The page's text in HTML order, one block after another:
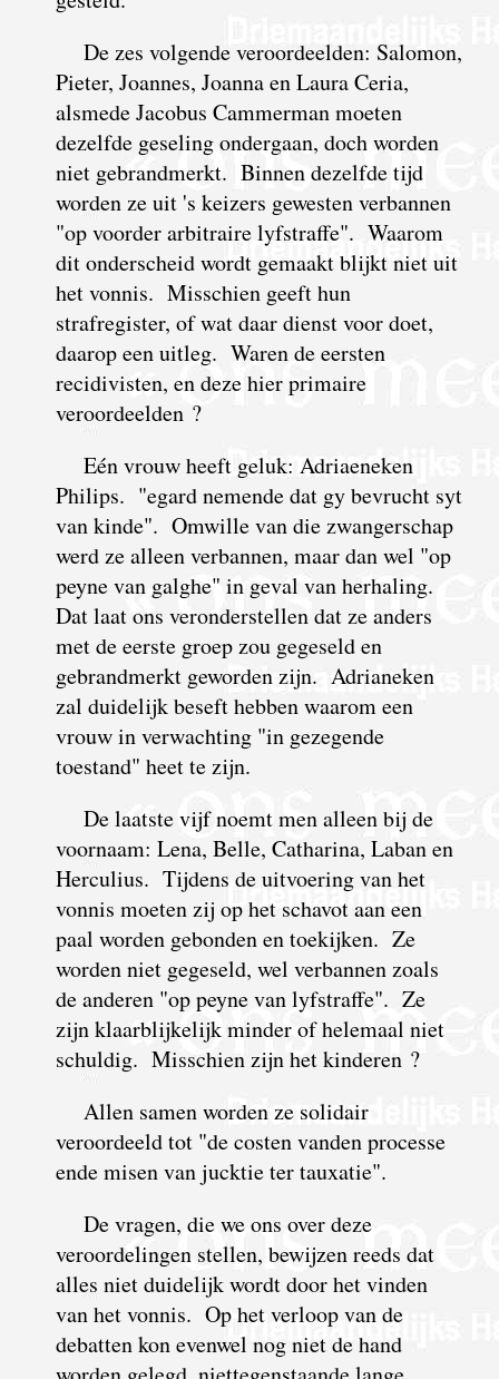
De zes volgende veroordeelden: Salomon,
Pieter, Joannes, Joanna en Laura Ceria,
alsmede Jacobus Cammerman moeten
dezelfde geseling ondergaan, doch worden
niet gebrandmerkt. Binnen dezelfde tijd
worden ze uit 's keizers gewesten verbannen
"op voorder arbitraire lyfstraffe". Waarom
dit onderscheid wordt gemaakt blijkt niet uit
het vonnis. Misschien geeft hun
strafregister, of wat daar dienst voor doet,
daarop een uitleg. Waren de eersten
recidivisten, en deze hier primaire
veroordeelden ?
Eén vrouw heeft geluk: Adriaeneken
Philips. "egard nemende dat gy bevrucht syt
van kinde". Omwille van die zwangerschap
werd ze alleen verbannen, maar dan wel "op
peyne van galghe" in geval van herhaling.
Dat laat ons veronderstellen dat ze anders
met de eerste groep zou gegeseld en
gebrandmerkt geworden zijn. Adrianeken
zal duidelijk beseft hebben waarom een
vrouw in verwachting "in gezegende
toestand" heet te zijn.
De laatste vijf noemt men alleen bij de
voornaam: Lena, Belle, Catharina, Laban en
Herculius. Tijdens de uitvoering van het
vonnis moeten zij op het schavot aan een
paal worden gebonden en toekijken. Ze
worden niet gegeseld, wel verbannen zoals
de anderen "op peyne van lyfstraffe". Ze
zijn klaarblijkelijk minder of helemaal niet
schuldig. Misschien zijn het kinderen ?
Allen samen worden ze solidair
veroordeeld tot "de costen vanden processe
ende misen van jucktie ter tauxatie".
De vragen, die we ons over deze
veroordelingen stellen, bewijzen reeds dat
alles niet duidelijk wordt door het vinden
van het vonnis. Op het verloop van de
debatten kon evenwel nog niet de hand